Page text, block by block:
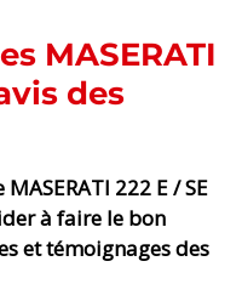
MASERATI
des
222 E / SE
à faire le bon
et témoignages des